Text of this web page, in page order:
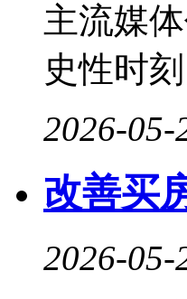
主流媒
史性时刻
2026-05-
改善买
2026-05-